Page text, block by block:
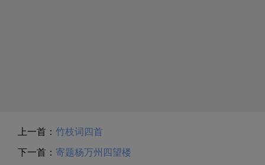
上一首： 竹枝词四首
下一首： 寄题杨万州四望楼